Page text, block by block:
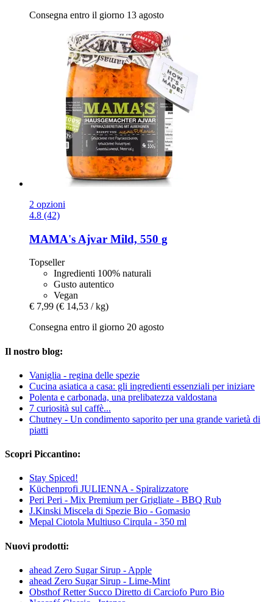
Consegna entro il giorno 13 agosto
2 opzioni
4.8 (42)
MAMA's Ajvar Mild, 550 g
Topseller
Ingredienti 100% naturali
Gusto autentico
Vegan
€ 7,99 (€ 14,53 / kg)
Consegna entro il giorno 20 agosto
Il nostro blog:
Vaniglia - regina delle spezie
Cucina asiatica a casa: gli ingredienti essenziali per iniziare
Polenta e carbonada, una prelibatezza valdostana
7 curiosità sul caffè...
Chutney - Un condimento saporito per una grande varietà di
piatti
Scopri Piccantino:
Stay Spiced!
Küchenprofi JULIENNA - Spiralizzatore
Peri Peri - Mix Premium per Grigliate - BBQ Rub
J.Kinski Miscela di Spezie Bio - Gomasio
Mepal Ciotola Multiuso Cirqula - 350 ml
Nuovi prodotti:
ahead Zero Sugar Sirup - Apple
ahead Zero Sugar Sirup - Lime-Mint
Obsthof Retter Succo Diretto di Carciofo Puro Bio